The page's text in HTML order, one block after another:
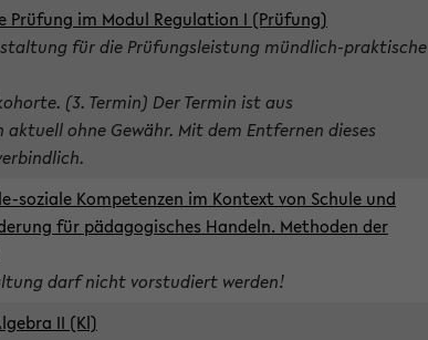
Prüfung im Modul Regulation I (Prüfung)
für die Prüfungsleistung mündlich-praktische
(3. Termin) Der Termin ist aus
ohne Gewähr. Mit dem Entfernen dieses
soziale Kompetenzen im Kontext von Schule und
für pädagogisches Handeln. Methoden der
darf nicht vorstudiert werden!
II (Kl)